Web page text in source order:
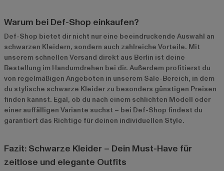
Warum bei Def-Shop einkaufen?
Def-Shop bietet dir nicht nur eine beeindruckende Auswahl an
schwarzen Kleidern, sondern auch zahlreiche Vorteile. Mit
unserem schnellen Versand direkt aus Berlin ist deine
Bestellung im Handumdrehen bei dir. Außerdem profitierst du
von regelmäßigen Angeboten in unserem Sale-Bereich, in dem
du stylische schwarze Kleider zu besonders günstigen Preisen
finden kannst. Egal, ob du nach einem schlichten Modell oder
einer auffälligen Variante suchst – bei Def-Shop findest du
garantiert das Richtige für deinen individuellen Style.
Fazit: Schwarze Kleider – Dein Must-Have für
zeitlose und elegante Outfits